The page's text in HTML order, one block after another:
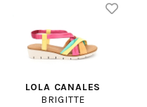
LOLA CANALES
BRIGITTE